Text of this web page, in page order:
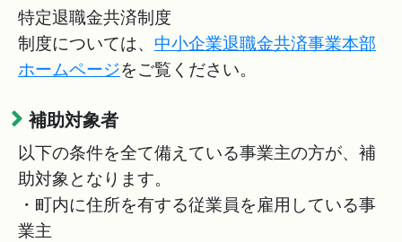
特定退職金共済制度
制度については、 中小企業退職金共済事業本部
ホームページをご覧ください。
補助対象者
以下の条件を全て備えている事業主の方が、補
助対象となります。
・町内に住所を有する従業員を雇用している事
業主